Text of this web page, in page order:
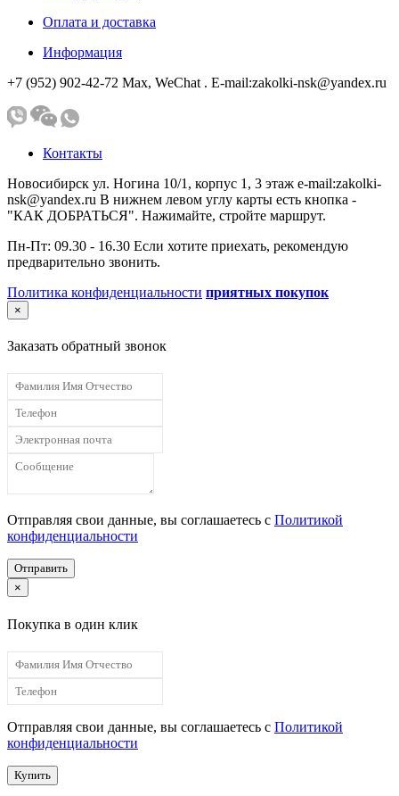
Оплата и доставка
Информация
+7 (952) 902-42-72 Мах, WeChat . E-mail:zakolki-nsk@yandex.ru
Контакты
Новосибирск ул. Ногина 10/1, корпус 1, 3 этаж e-mail:zakolki-
nsk@yandex.ru В нижнем левом углу карты есть кнопка -
"КАК ДОБРАТЬСЯ". Нажимайте, стройте маршрут.
Пн-Пт: 09.30 - 16.30 Если хотите приехать, рекомендую
предварительно звонить.
Политика конфиденциальности приятных покупок
×
Заказать обратный звонок
Отправляя свои данные, вы соглашаетесь с Политикой
конфиденциальности
Отправить
×
Покупка в один клик
Отправляя свои данные, вы соглашаетесь с Политикой
конфиденциальности
Купить